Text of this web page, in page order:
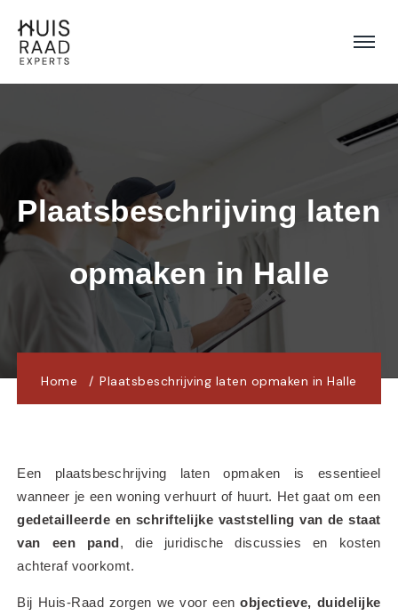
Plaatsbeschrijving laten
opmaken in Halle
Home Plaatsbeschrijving laten opmaken in Halle
Een plaatsbeschrijving laten opmaken is essentieel
gedetailleerde en schriftelijke vaststelling van de staat
van een pand , die juridische discussies en kosten
achteraf voorkomt.
Bij Huis-Raad zorgen we voor een objectieve, duidelijke